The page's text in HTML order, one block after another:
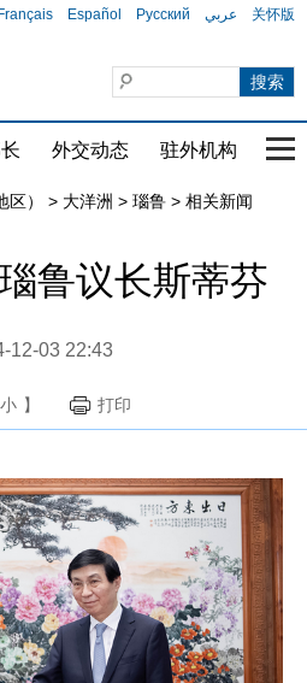
Français Español Русский عربي 关怀版
外交动态 驻外机构 国
区） > 大洋洲 > 瑙鲁 > 相关新闻
鲁议长斯蒂芬
12-03 22:43
小 】 打印